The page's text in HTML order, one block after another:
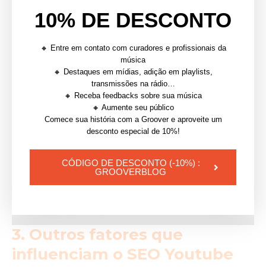
Youtube?
3. Outros fatores que
influenciam o SEO Youtube
10% DE DESCONTO
🔸 Entre em contato com curadores e profissionais da
música
🔸 Destaques em mídias, adição em playlists,
transmissões na rádio…
🔸 Receba feedbacks sobre sua música
🔸 Aumente seu público
Comece sua história com a Groover e aproveite um
desconto especial de 10%!
CÓDIGO DE DESCONTO (-10%) :
GROOVERBLOG